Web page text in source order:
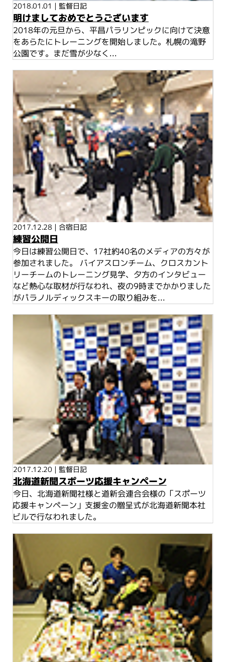
2018.01.01 | 監督日記
明けましておめでとうございます
2018年の元旦から、平昌パラリンピックに向けて決意
をあらたにトレーニングを開始しました。札幌の滝野
公園です。まだ雪が少なく...
2017.12.28 | 合宿日記
練習公開日
今日は練習公開日で、17社約40名のメディアの方々が
参加されました。 バイアスロンチーム、クロスカント
リーチームのトレーニング見学、夕方のインタビュー
など熱心な取材が行なわれ、夜の9時までかかりました
がパラノルディックスキーの取り組みを...
2017.12.20 | 監督日記
北海道新聞スポーツ応援キャンペーン
今日、北海道新聞社様と道新会連合会様の「スポーツ
応援キャンペーン」支援金の贈呈式が北海道新聞本社
ビルで行なわれました。